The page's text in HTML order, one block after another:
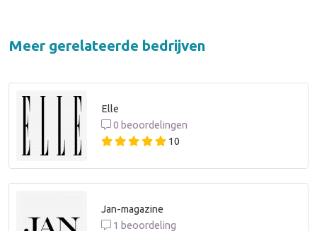
Meer gerelateerde bedrijven
Elle
0 beoordelingen
10
Jan-magazine
1 beoordeling